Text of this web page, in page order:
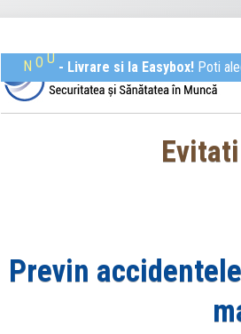
N O U - Livrare si la Easybox! Poti
Previn